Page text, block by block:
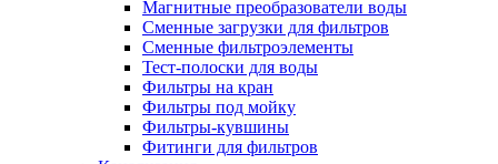
Новости и Акции
Оплата и доставка
Сервис-центр
Адреса Сервис-центров
Магнитные преобразователи воды
Сменные загрузки для фильтров
Сменные фильтроэлементы
Тест-полоски для воды
Фильтры на кран
Фильтры под мойку
Фильтры-кувшины
Фитинги для фильтров